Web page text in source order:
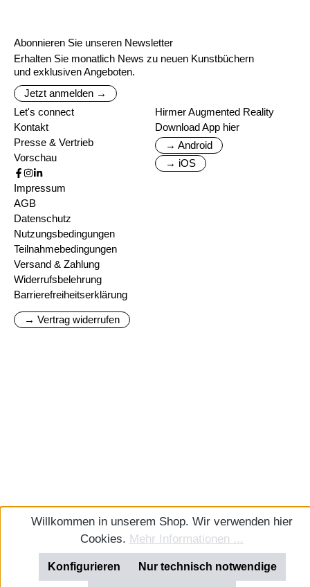
Abonnieren Sie unseren Newsletter
Erhalten Sie monatlich News zu neuen Kunstbüchern
und exklusiven Angeboten.
Jetzt anmelden →
Let's connect
Kontakt
Presse & Vertrieb
Vorschau
Hirmer Augmented Reality
Download App hier
→ Android
→ iOS
Impressum
AGB
Datenschutz
Nutzungsbedingungen
Teilnahmebedingungen
Versand & Zahlung
Widerrufsbelehrung
Barrierefreiheitserklärung
→ Vertrag widerrufen
Willkommen in unserem Shop. Wir verwenden hier
Cookies. Mehr Informationen ...
Nur technisch notwendige
Konfigurieren